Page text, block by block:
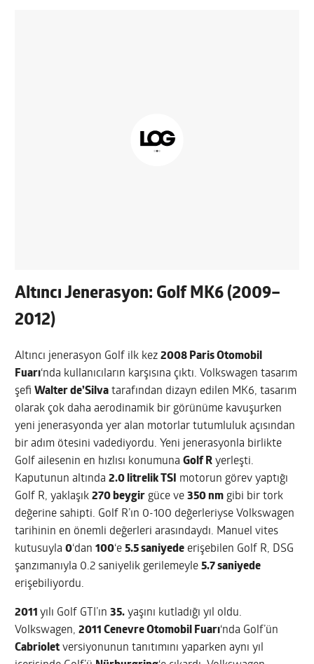
Altıncı Jenerasyon: Golf MK6 (2009–
2012)
Altıncı jenerasyon Golf ilk kez2008 Paris Otomobil
Fuarı‘nda kullanıcıların karşısına çıktı. Volkswagen tasarım
şefiWalter de’Silva tarafından dizayn edilen MK6, tasarım
olarak çok daha aerodinamik bir görünüme kavuşurken
yeni jenerasyonda yer alan motorlar tutumluluk açısından
bir adım ötesini vadediyordu. Yeni jenerasyonla birlikte
Golf ailesenin en hızlısı konumunaGolf R yerleşti.
Kaputunun altında2.0 litrelik TSI motorun görev yaptığı
Golf R, yaklaşık270 beygir güce ve350 nm gibi bir tork
değerine sahipti. Golf R’ın 0-100 değerleriyse Volkswagen
tarihinin en önemli değerleri arasındaydı. Manuel vites
kutusuyla0‘dan100‘e5.5 saniyede erişebilen Golf R, DSG
şanzımanıyla 0.2 saniyelik gerilemeyle5.7 saniyede
erişebiliyordu.
2011yılı Golf GTI’ın35. yaşını kutladığı yıl oldu.
Volkswagen,2011 Cenevre Otomobil Fuarı‘nda Golf’ün
Cabriolet versiyonunun tanıtımını yaparken aynı yıl